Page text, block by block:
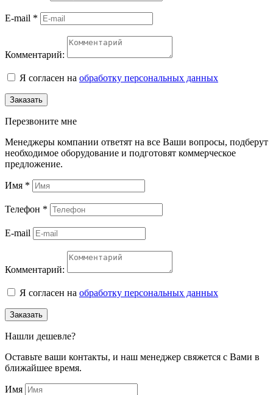
E-mail *
Комментарий:
Я согласен на обработку персональных данных
Заказать
Перезвоните мне
Менеджеры компании ответят на все Ваши вопросы, подберут
необходимое оборудование и подготовят коммерческое
предложение.
Имя *
Телефон *
E-mail
Комментарий:
Я согласен на обработку персональных данных
Заказать
Нашли дешевле?
Оставьте ваши контакты, и наш менеджер свяжется с Вами в
ближайшее время.
Имя